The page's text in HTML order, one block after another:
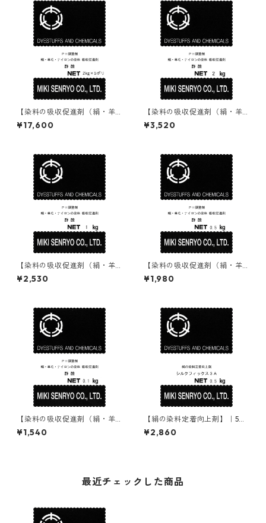
【染料の吸収促進剤（絹・羊
毛・ナイロン用）】｜2kg×5
本｜酢酸90%｜酸性・含金染
¥17,600
【染料の吸収促進剤（絹・羊
毛・ナイロン用）】｜2kg｜酢
酸90%｜酸性・含金染料用途
¥3,520
【染料の吸収促進剤（絹・羊
毛・ナイロン用）】｜1kg｜酢
酸90%｜酸性・含金染料用途
¥2,530
【染料の吸収促進剤（絹・羊
毛・ナイロン用）】｜500g｜
酢酸90%｜酸性・含金染料用
¥1,980
【染料の吸収促進剤（絹・羊
毛・ナイロン用）】｜100g｜
酢酸90%｜酸性・含金染料用
¥1,540
【絹の染料定着向上剤】｜50
0g｜シルクフィックス3A
¥2,860
最近チェックした商品